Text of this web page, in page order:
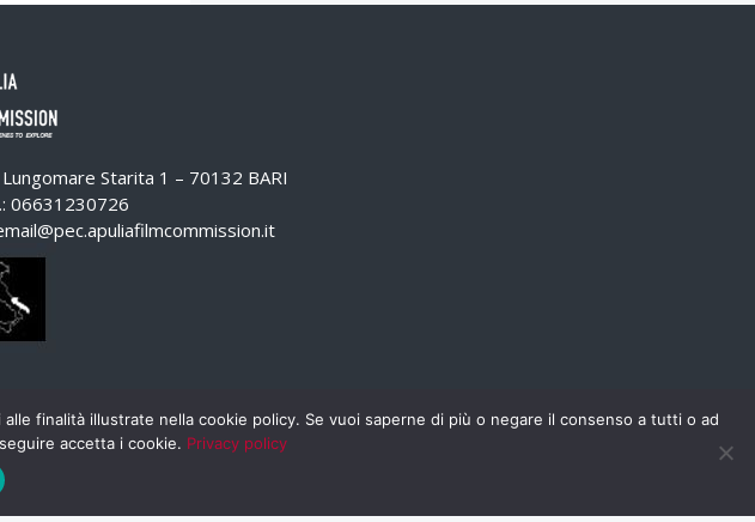
Starita 1 – 70132 BARI
06631230726
finalità illustrate nella cookie policy. Se vuoi saperne di più o negare il consenso a tutti o ad
accetta i cookie. Privacy policy